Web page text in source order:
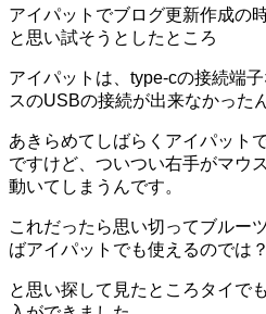
アイパットでブログ更新作成の
と思い試そうとしたところ
アイパットは、type-cの接続端
スのUSBの接続が出来なかった
あきらめてしばらくアイパット
ですけど、ついつい右手がマウ
動いてしまうんです。
これだったら思い切ってブルー
ばアイパットでも使えるのでは？
と思い探して見たところタイで